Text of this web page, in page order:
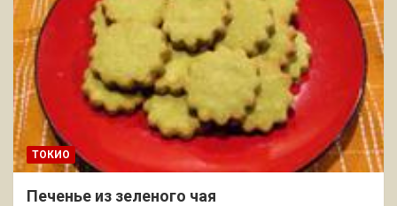
ТОКИО
Печенье из зеленого чая